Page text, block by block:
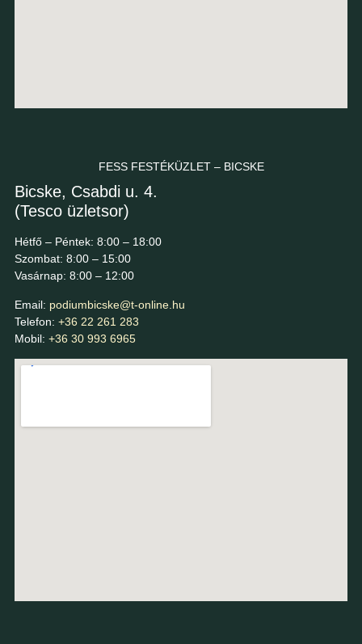
FESS FESTÉKÜZLET – BICSKE
Bicske, Csabdi u. 4.
(Tesco üzletsor)
Hétfő – Péntek: 8:00 – 18:00
Szombat: 8:00 – 15:00
Vasárnap: 8:00 – 12:00
Email: podiumbicske@t-online.hu
Telefon: +36 22 261 283
Mobil: +36 30 993 6965